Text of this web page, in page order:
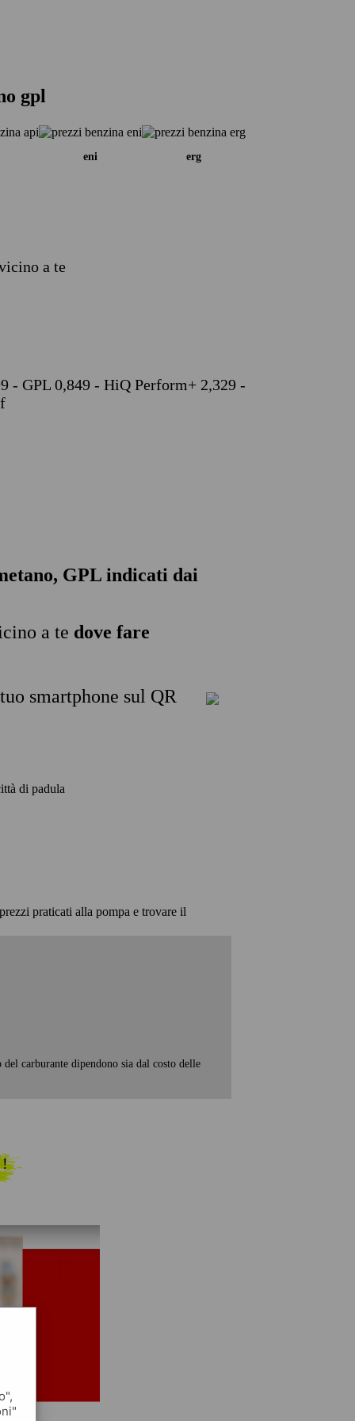
gpl
eni erg
a te
- GPL 0,849 - HiQ Perform+ 2,329 -
GPL indicati dai
a te dove fare
smartphone sul QR
di padula
praticati alla pompa e trovare il
carburante dipendono sia dal costo delle
!